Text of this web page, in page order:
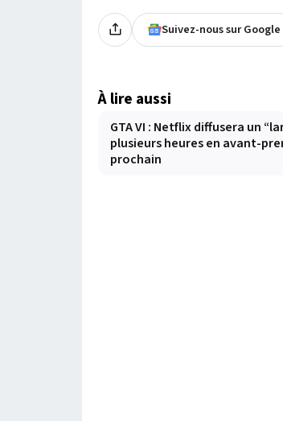
Suivez-nous sur Google
À lire aussi
GTA VI : Netflix diffusera un
plusieurs heures en avant-
prochain